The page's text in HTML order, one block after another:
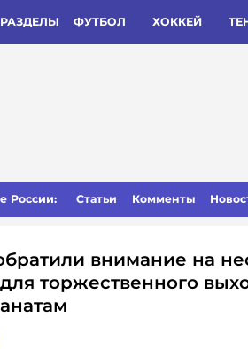
РАЗДЕЛЫ ФУТБОЛ ХОККЕЙ
России: Статьи Комменты
внимание на
торжественного